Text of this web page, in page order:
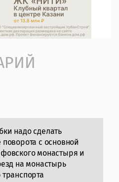
надо сделать
с основной
монастыря и
на монастырь